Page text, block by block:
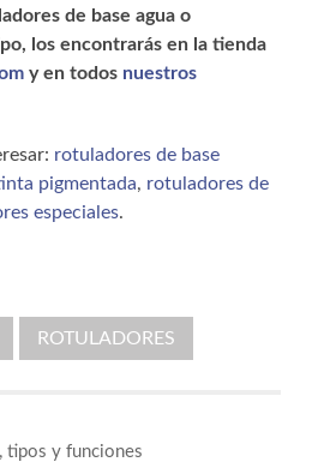
de base agua o
los encontrarás en la tienda
y en todos nuestros
rotuladores de base
pigmentada, rotuladores de
especiales.
ROTULADORES
tipos y funciones